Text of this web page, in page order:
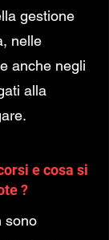
gestione
nelle
anche negli
alla
e cosa si
?
sono